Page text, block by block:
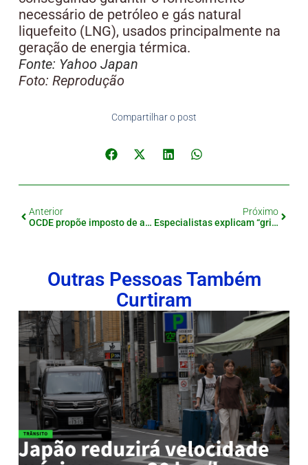
necessário de petróleo e gás natural
liquefeito (LNG), usados principalmente na
geração de energia térmica.
Fonte: Yahoo Japan
Foto: Reprodução
Compartilhar o post
Anterior
OCDE propõe imposto de até 18% no Japão
Próximo
Especialistas explicam “gripe misteriosa” que viralizou no Japão
Outras Pessoas Também
Curtiram